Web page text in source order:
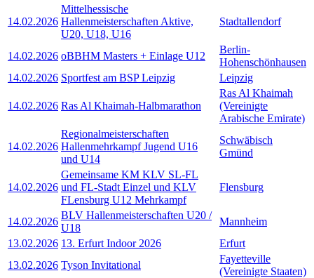
14.02.2026
Mittelhessische
Hallenmeisterschaften Aktive,
U20, U18, U16
Stadtallendorf
14.02.2026 oBBHM Masters + Einlage U12
Berlin-
Hohenschönhausen
14.02.2026 Sportfest am BSP Leipzig Leipzig
14.02.2026 Ras Al Khaimah-Halbmarathon
Ras Al Khaimah
(Vereinigte
Arabische Emirate)
14.02.2026
Regionalmeisterschaften
Hallenmehrkampf Jugend U16
und U14
Schwäbisch
Gmünd
14.02.2026
Gemeinsame KM KLV SL-FL
und FL-Stadt Einzel und KLV
FLensburg U12 Mehrkampf
Flensburg
14.02.2026
BLV Hallenmeisterschaften U20 /
U18
Mannheim
13.02.2026 13. Erfurt Indoor 2026
Erfurt
13.02.2026 Tyson Invitational
Fayetteville
(Vereinigte Staaten)